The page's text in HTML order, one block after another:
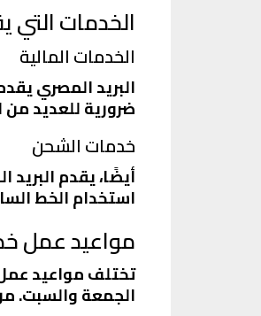
الخدمات التي
الخدمات المالية
البريد المصري
ضرورية للعديد
خدمات الشحن
أيضًا، يقدم
استخدام الخط
مواعيد عمل
تختلف مواعيد
الجمعة والسبت.